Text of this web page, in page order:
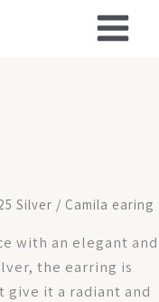
Silver / Camila earing
with an elegant and
the earring is
give it a radiant and